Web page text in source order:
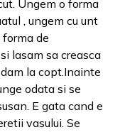
Ungem o forma
, ungem cu unt
de
lasam sa creasca
la copt.Inainte
odata si se
E gata cand e
vasului. Se